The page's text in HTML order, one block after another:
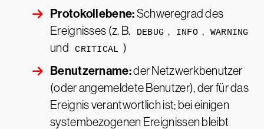
Protokollebene:Schweregrad des
Ereignisses (z. B.
DEBUG , INFO , WARNING
und CRITICAL )
Benutzername:der Netzwerkbenutzer
(oder angemeldete Benutzer), der für das
Ereignis verantwortlich ist; bei einigen
systembezogenen Ereignissen bleibt